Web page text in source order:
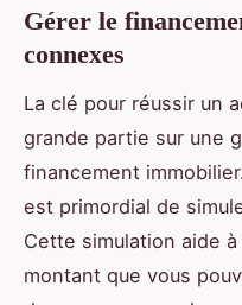
Gérer le
connexes
La clé pour réussir un
grande partie sur une
financement
est primordial de
Cette simulation aide
montant que vous